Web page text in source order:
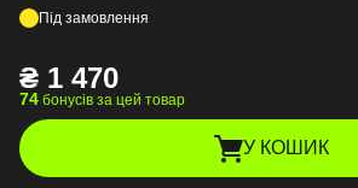
Під замовлення
₴ 1 470
74 бонусів за цей товар
У КОШИК